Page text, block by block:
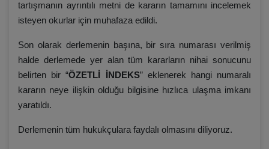
tartışmanın ayrıntılı metni de kararın tamamını incelemek
isteyen okurlar için muhafaza edildi.
Son olarak derlemenin başına, bir sıra numarası verilmiş
halde derlemede yer alan tüm kararların nihai sonucunu
belirten bir “ÖZETLİ İNDEKS” eklenerek hangi numaralı
kararın neye ilişkin olduğu bilgisine hızlıca ulaşma imkanı
yaratıldı.
Derlemenin tüm hukukçulara faydalı olmasını diliyoruz.